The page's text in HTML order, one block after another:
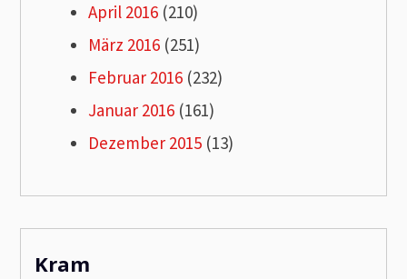
April 2016 (210)
März 2016 (251)
Februar 2016 (232)
Januar 2016 (161)
Dezember 2015 (13)
Kram